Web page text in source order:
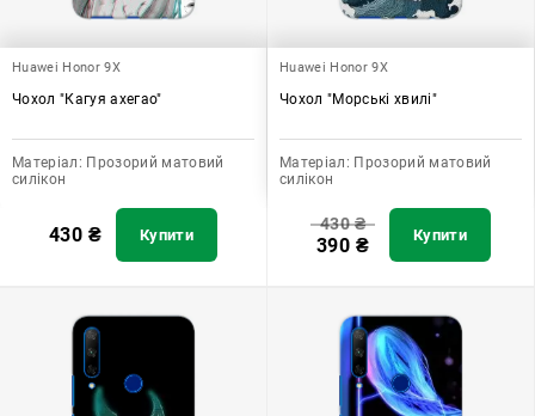
Huawei Honor 9X
Чохол "Кагуя ахегао"
Матеріал: Прозорий матовий
силікон
430 ₴ Купити
Huawei Honor 9X
Чохол "Морські хвилі"
Матеріал: Прозорий матовий
силікон
430₴
390 ₴ Купити